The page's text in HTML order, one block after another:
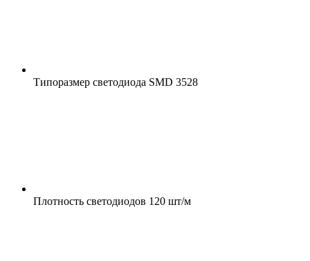
Типоразмер светодиода SMD 3528
Плотность светодиодов 120 шт/м